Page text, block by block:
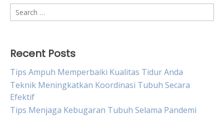
Search
for:
Recent Posts
Tips Ampuh Memperbaiki Kualitas Tidur Anda
Teknik Meningkatkan Koordinasi Tubuh Secara
Efektif
Tips Menjaga Kebugaran Tubuh Selama Pandemi